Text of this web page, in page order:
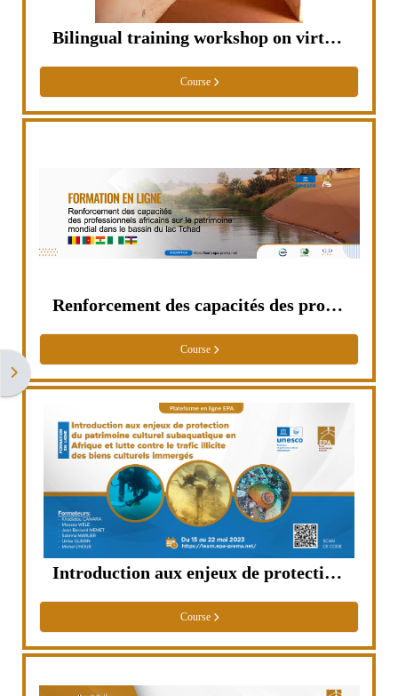
Open block drawer
Bilingual training workshop on virtual exhibitions
Course
Renforcement des capacités des professionnels africains sur le patrimoine mondial dans le bassin du lac Tchad
Course
Introduction aux enjeux de protection du patrimoine culturel subaquatique en Afrique et lutte contre le trafic illicite des biens culturels immergés
Course